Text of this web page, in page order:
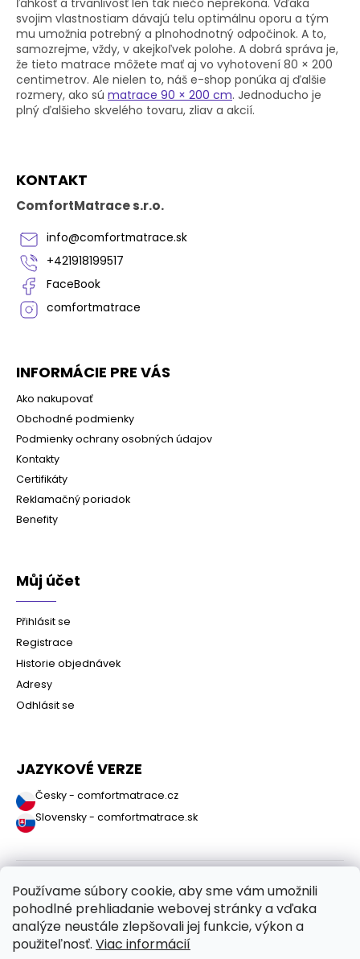
Používame súbory cookie, aby sme vám umožnili
pohodlné prehliadanie webovej stránky a vďaka
analýze neustále zlepšovali jej funkcie, výkon a
použiteľnosť. Viac informácií
a
c
i
e
p
r
v
u
svojim vlastnostiam dávajú telu optimálnu oporu a tým
mu umožnia potrebný a plnohodnotný odpočinok. A to,
samozrejme, vždy, v akejkoľvek polohe. A dobrá správa je,
že tieto matrace môžete mať aj vo vyhotovení 80 × 200
centimetrov. Ale nielen to, náš e-shop ponúka aj ďalšie
rozmery, ako sú matrace 90 × 200 cm. Jednoducho je
plný ďalšieho skvelého tovaru, zliav a akcií.
KONTAKT
ComfortMatrace s.r.o.
info@comfortmatrace.sk
+421918199517
FaceBook
comfortmatrace
INFORMÁCIE PRE VÁS
Ako nakupovať
Obchodné podmienky
Podmienky ochrany osobných údajov
Kontakty
Certifikáty
Reklamačný poriadok
Benefity
Můj účet
Přihlásit se
Registrace
Historie objednávek
Adresy
Odhlásit se
JAZYKOVÉ VERZE
Česky - comfortmatrace.cz
Slovensky - comfortmatrace.sk